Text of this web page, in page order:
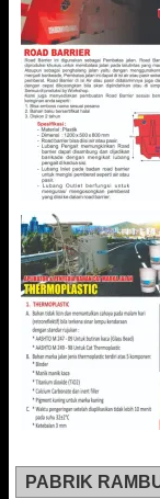
PABRIK